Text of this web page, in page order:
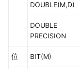
业）
集
DOUBLE(M,D)
DOUBLE
PRECISION
位 BIT(M)